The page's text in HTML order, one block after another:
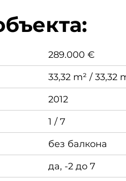
289.000 €
33,32 m² / 33,32
2012
1 / 7
без балкона
да, -2 до 7